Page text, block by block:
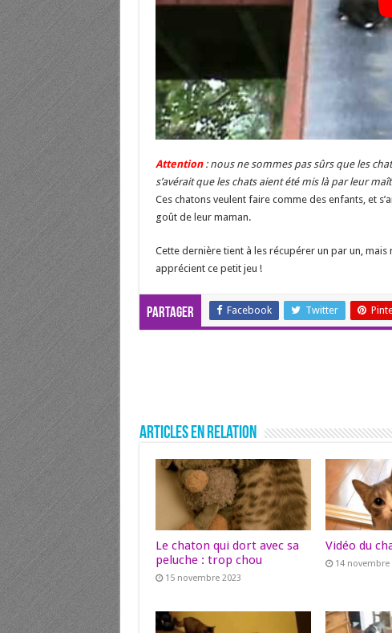
Attention: nous ne sommes pas sûrs que les
s’avérait que les chats aient été mis là par leur
Ces chatons veulent faire comme des enfants, et
goût de leur maman.
Cette dernière tient à les récupérer un par un,
apprécient ce petit jeu !
Partager Facebook Twitter
Articles en relation
Le chaton qui dort avec sa
peluche : trop chou
15 novembre 2023
Vidéo du
14 novembre